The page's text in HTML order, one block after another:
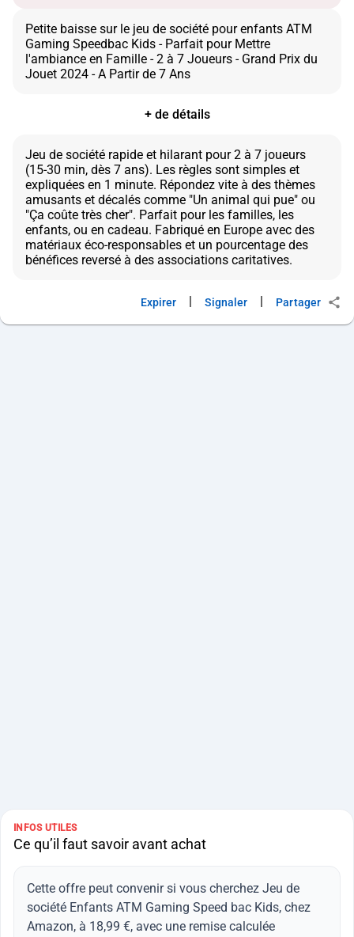
Petite baisse sur le jeu de société pour enfants ATM
Gaming Speedbac Kids - Parfait pour Mettre
l'ambiance en Famille - 2 à 7 Joueurs - Grand Prix du
+ de détails
Jeu de société rapide et hilarant pour 2 à 7 joueurs
(15-30 min, dès 7 ans). Les règles sont simples et
expliquées en 1 minute. Répondez vite à des thèmes
amusants et décalés comme "Un animal qui pue" ou
"Ça coûte très cher". Parfait pour les familles, les
enfants, ou en cadeau. Fabriqué en Europe avec des
matériaux éco-responsables et un pourcentage des
Expirer Signaler Partager
INFOS UTILES
Ce qu’il faut savoir avant achat
Cette offre peut convenir si vous cherchez Jeu de
société Enfants ATM Gaming Speed bac Kids, chez
Amazon, à 18,99 €, avec une remise calculée